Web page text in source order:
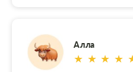
на предприятие ,
правильности
предприятии обратил
Алла
★ ★ ★ ★